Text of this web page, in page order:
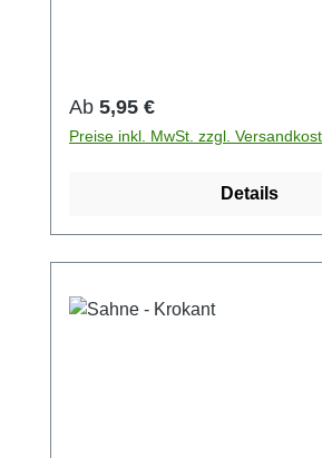
Regulärer Preis:
Ab 5,95 €
Preise inkl. MwSt. zzgl.
Details